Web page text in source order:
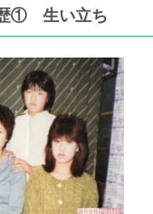
① 生い立ち